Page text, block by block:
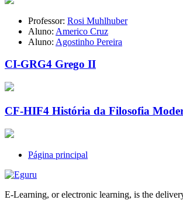
Professor: Rosi Muhlhuber
Aluno: Americo Cruz
Aluno: Agostinho Pereira
CI-GRG4 Grego II
CF-HIF4 História da Filosofia
Página principal
E-Learning, or electronic learning, is the